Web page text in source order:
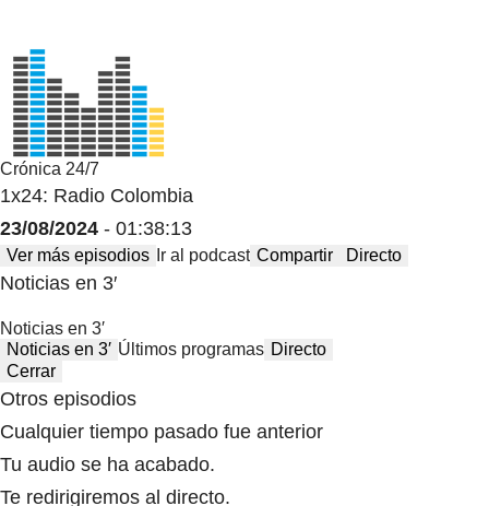
Crónica 24/7
1x24: Radio Colombia
23/08/2024 - 01:38:13
Ver más episodios Ir al podcast Compartir Directo
Noticias en 3′
Noticias en 3′
Noticias en 3′ Últimos programas Directo
Cerrar
Otros episodios
Cualquier tiempo pasado fue anterior
Tu audio se ha acabado.
Te redirigiremos al directo.